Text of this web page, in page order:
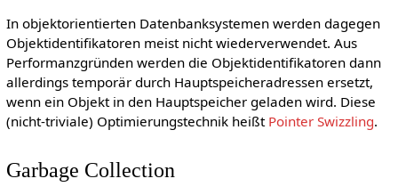
In objektorientierten Datenbanksystemen werden dagegen
Objektidentifikatoren meist nicht wiederverwendet. Aus
Performanzgründen werden die Objektidentifikatoren dann
allerdings temporär durch Hauptspeicheradressen ersetzt,
wenn ein Objekt in den Hauptspeicher geladen wird. Diese
(nicht-triviale) Optimierungstechnik heißt Pointer Swizzling.
Garbage Collection